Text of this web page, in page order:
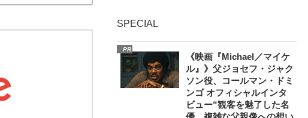
SPECIAL
PR
《映画『Michael／マイケ
ル』》父ジョセフ・ジャク
ソン役、コールマン・ドミ
ンゴ オフィシャルインタ
ビュー“観客を魅了した名